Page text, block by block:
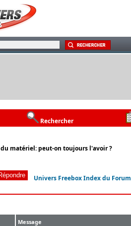
Rechercher
matériel: peut-on toujours l'avoir ?
Univers Freebox Index du Forum
Message